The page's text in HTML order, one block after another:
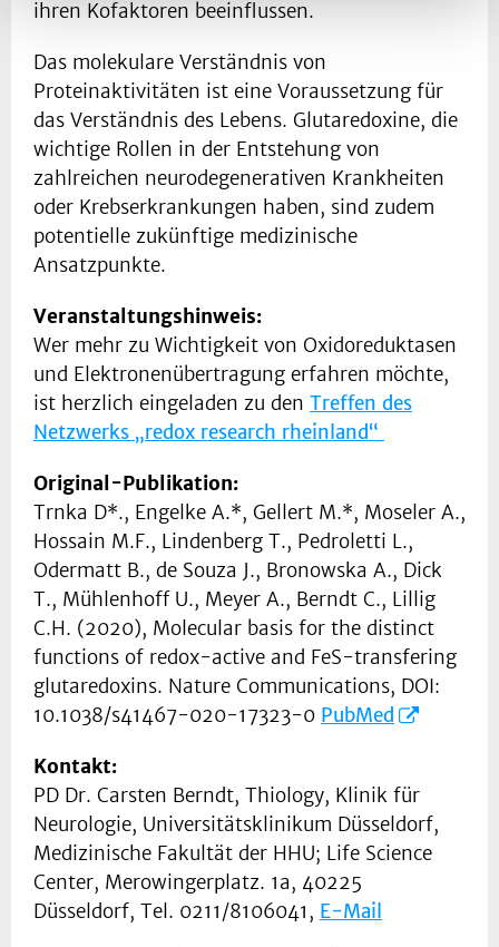
ihren Kofaktoren beeinflussen.
Das molekulare Verständnis von
Proteinaktivitäten ist eine Voraussetzung für
das Verständnis des Lebens. Glutaredoxine, die
wichtige Rollen in der Entstehung von
zahlreichen neurodegenerativen Krankheiten
oder Krebserkrankungen haben, sind zudem
potentielle zukünftige medizinische
Ansatzpunkte.
Veranstaltungshinweis:
Wer mehr zu Wichtigkeit von Oxidoreduktasen
und Elektronenübertragung erfahren möchte,
ist herzlich eingeladen zu den Treffen des
Netzwerks „redox research rheinland“
Original-Publikation:
Trnka D*., Engelke A.*, Gellert M.*, Moseler A.,
Hossain M.F., Lindenberg T., Pedroletti L.,
Odermatt B., de Souza J., Bronowska A., Dick
T., Mühlenhoff U., Meyer A., Berndt C., Lillig
C.H. (2020), Molecular basis for the distinct
functions of redox-active and FeS-transfering
glutaredoxins. Nature Communications, DOI:
10.1038/s41467-020-17323-0 PubMed
Kontakt:
PD Dr. Carsten Berndt, Thiology, Klinik für
Neurologie, Universitätsklinikum Düsseldorf,
Medizinische Fakultät der HHU; Life Science
Center, Merowingerplatz. 1a, 40225
Düsseldorf, Tel. 0211/8106041, E-Mail